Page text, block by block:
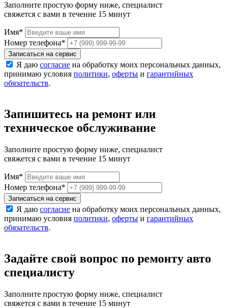
Заполните простую форму ниже, специалист
свяжется с вами в течение 15 минут
Имя*
Номер телефона*
Записаться на сервис
Я даю согласие на обработку моих персональных данных,
принимаю условия политики, оферты и гарантийных
обязательств.
Запишитесь на ремонт или
техническое обслуживание
Заполните простую форму ниже, специалист
свяжется с вами в течение 15 минут
Имя*
Номер телефона*
Записаться на сервис
Я даю согласие на обработку моих персональных данных,
принимаю условия политики, оферты и гарантийных
обязательств.
Задайте свой вопрос по ремонту авто
специалисту
Заполните простую форму ниже, специалист
свяжется с вами в течение 15 минут